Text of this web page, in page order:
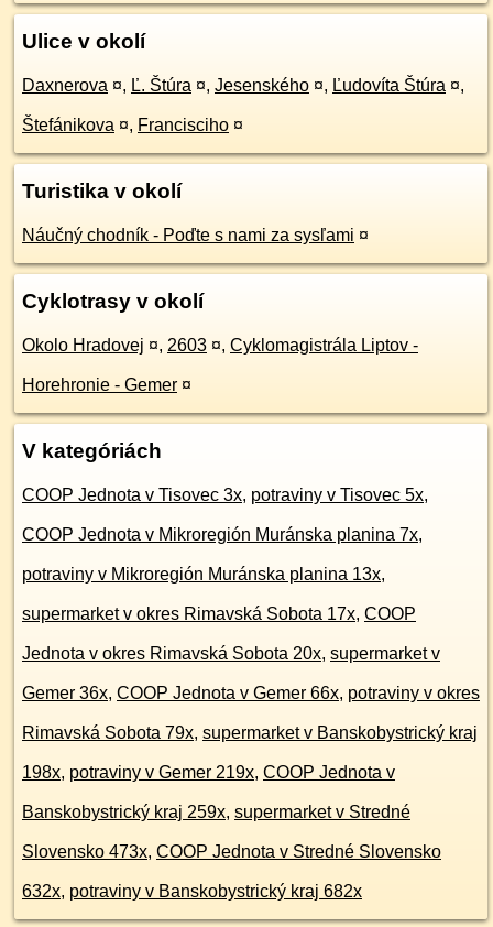
Ulice v okolí
Daxnerova ¤, Ľ. Štúra ¤, Jesenského ¤, Ľudovíta Štúra ¤,
Štefánikova ¤, Francisciho ¤
Turistika v okolí
Náučný chodník - Poďte s nami za sysľami ¤
Cyklotrasy v okolí
Okolo Hradovej ¤, 2603 ¤, Cyklomagistrála Liptov -
Horehronie - Gemer ¤
V kategóriách
COOP Jednota v Tisovec 3x, potraviny v Tisovec 5x,
COOP Jednota v Mikroregión Muránska planina 7x,
potraviny v Mikroregión Muránska planina 13x,
supermarket v okres Rimavská Sobota 17x, COOP
Jednota v okres Rimavská Sobota 20x, supermarket v
Gemer 36x, COOP Jednota v Gemer 66x, potraviny v okres
Rimavská Sobota 79x, supermarket v Banskobystrický kraj
198x, potraviny v Gemer 219x, COOP Jednota v
Banskobystrický kraj 259x, supermarket v Stredné
Slovensko 473x, COOP Jednota v Stredné Slovensko
632x, potraviny v Banskobystrický kraj 682x